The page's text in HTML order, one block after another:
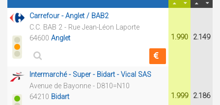
Carrefour - Anglet / BAB2
C.C. BAB 2 - Rue Jean-Léon Laporte
64600 Anglet 1.990 2.149
Intermarché - Super - Bidart - Vical SAS
Avenue de Bayonne - D810=N10
64210 Bidart 1.999 2.186